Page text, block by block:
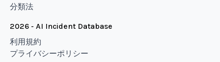
分類法
2026 - AI Incident Database
利用規約
プライバシーポリシー